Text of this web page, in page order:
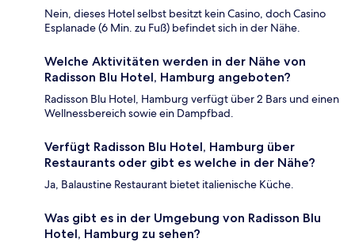
Nein, dieses Hotel selbst besitzt kein Casino, doch Casino
Esplanade (6 Min. zu Fuß) befindet sich in der Nähe.
Welche Aktivitäten werden in der Nähe von
Radisson Blu Hotel, Hamburg angeboten?
Radisson Blu Hotel, Hamburg verfügt über 2 Bars und einen
Wellnessbereich sowie ein Dampfbad.
Verfügt Radisson Blu Hotel, Hamburg über
Restaurants oder gibt es welche in der Nähe?
Ja, Balaustine Restaurant bietet italienische Küche.
Was gibt es in der Umgebung von Radisson Blu
Hotel, Hamburg zu sehen?